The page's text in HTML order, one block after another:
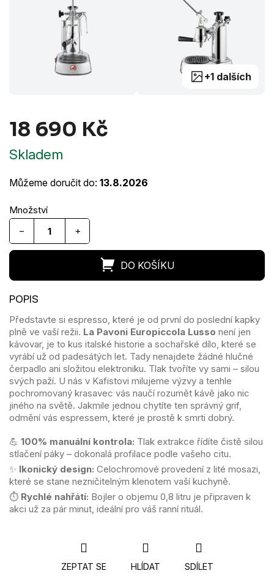
+1 dalších
18 690 Kč
Skladem
Můžeme doručit do: 13.8.2026
+
−
Představte si espresso, které je od první do poslední kapky
plně ve vaší režii. La Pavoni Europiccola Lusso není jen
kávovar, je to kus italské historie a sochařské dílo, které se
vyrábí už od padesátých let. Tady nenajdete žádné hlučné
čerpadlo ani složitou elektroniku. Tlak tvoříte vy sami – silou
svých paží. U nás v Kafistovi milujeme výzvy a tenhle
pochromovaný krasavec vás naučí rozumět kávě jako nic
jiného na světě. Jakmile jednou chytíte ten správný grif,
odmění vás espressem, které je prostě k smrti dobrý.
💪 100% manuální kontrola: Tlak extrakce řídíte čistě silou
stlačení páky – dokonalá profilace podle vašeho citu.
✨ Ikonický design: Celochromové provedení z lité mosazi,
které se stane nezničitelným klenotem vaší kuchyně.
⏱️ Rychlé nahřátí: Bojler o objemu 0,8 litru je připraven k
akci už za pár minut, ideální pro váš ranní rituál.
ZEPTAT SE HLÍDAT SDÍLET